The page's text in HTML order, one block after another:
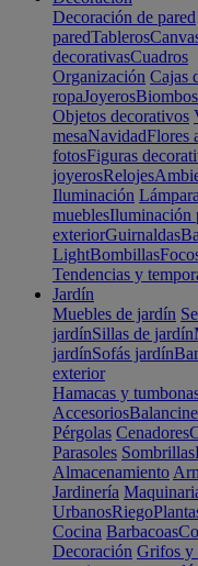
Decoración de pared
paredTableros
decorativasCuadros
Organización Cajas
ropaJoyerosBiombos
Objetos decorativos
mesaNavidadFlores
fotosFiguras
joyerosRelojes
Iluminación
mueblesIluminación
exteriorGuirnaldas
LightBombillas
Tendencias y
Jardín
Muebles de jardín
jardínSillas de jardín
jardínSofás jardín
exterior
Hamacas y
Accesorios
Pérgolas Cenadores
Parasoles Sombrillas
Almacenamiento
Jardinería
UrbanosRiego
Cocina Barbacoas
Decoración Grifos y